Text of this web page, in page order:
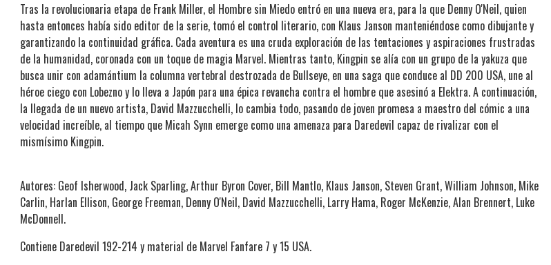
Tras la revolucionaria etapa de Frank Miller, el Hombre sin Miedo entró en una nueva era, para la que Denny O'Neil, quien
hasta entonces había sido editor de la serie, tomó el control literario, con Klaus Janson manteniéndose como dibujante y
garantizando la continuidad gráfica. Cada aventura es una cruda exploración de las tentaciones y aspiraciones frustradas
de la humanidad, coronada con un toque de magia Marvel. Mientras tanto, Kingpin se alía con un grupo de la yakuza que
busca unir con adamántium la columna vertebral destrozada de Bullseye, en una saga que conduce al DD 200 USA, une al
héroe ciego con Lobezno y lo lleva a Japón para una épica revancha contra el hombre que asesinó a Elektra. A continuación,
la llegada de un nuevo artista, David Mazzucchelli, lo cambia todo, pasando de joven promesa a maestro del cómic a una
velocidad increíble, al tiempo que Micah Synn emerge como una amenaza para Daredevil capaz de rivalizar con el
mismísimo Kingpin.
Autores: Geof Isherwood, Jack Sparling, Arthur Byron Cover, Bill Mantlo, Klaus Janson, Steven Grant, William Johnson, Mike
Carlin, Harlan Ellison, George Freeman, Denny O'Neil, David Mazzucchelli, Larry Hama, Roger McKenzie, Alan Brennert, Luke
McDonnell.
Contiene Daredevil 192-214 y material de Marvel Fanfare 7 y 15 USA.